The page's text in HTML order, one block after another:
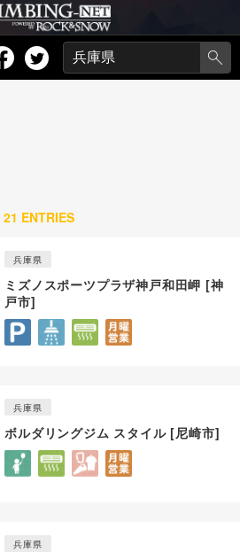
21 ENTRIES
兵庫県
ミズノスポーツプラザ神戸和田岬 [神
戸市]
兵庫県
ボルダリングジム スタイル [尼崎市]
兵庫県